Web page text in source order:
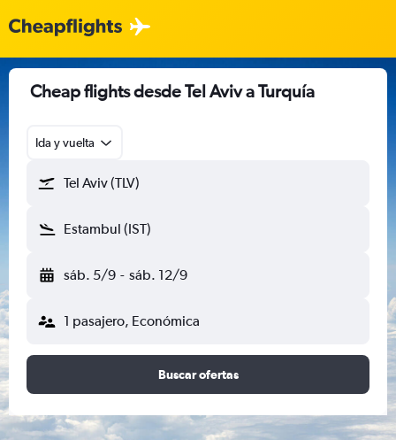
Cheap flights desde Tel Aviv a Turquía
Ida y vuelta
Tel Aviv (TLV)
Estambul (IST)
sáb. 5/9 - sáb. 12/9
1 pasajero, Económica
Buscar ofertas